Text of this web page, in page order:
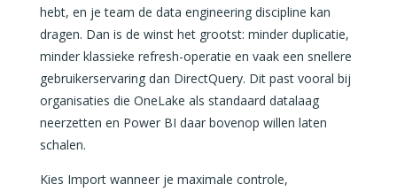
hebt, en je team de data engineering discipline kan
dragen. Dan is de winst het grootst: minder duplicatie,
minder klassieke refresh-operatie en vaak een snellere
gebruikerservaring dan DirectQuery. Dit past vooral bij
organisaties die OneLake als standaard datalaag
neerzetten en Power BI daar bovenop willen laten
schalen.
Kies Import wanneer je maximale controle,